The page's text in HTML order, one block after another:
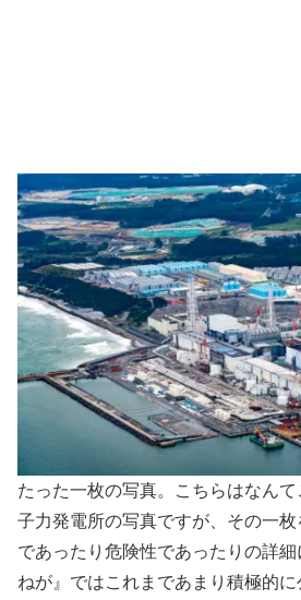
たった一枚の写真。こちらはなん
子力発電所の写真ですが、その一
であったり危険性であったりの詳
ねが』ではこれまであまり積極的